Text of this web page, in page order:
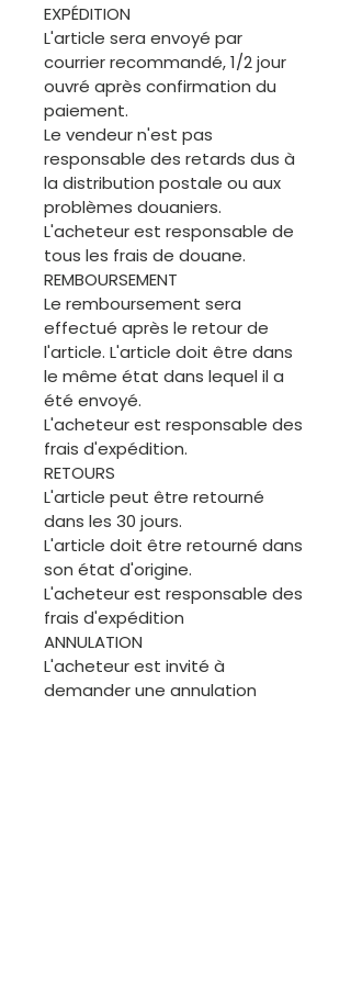
EXPÉDITION
L'article sera envoyé par
courrier recommandé, 1/2 jour
ouvré après confirmation du
paiement.
Le vendeur n'est pas
responsable des retards dus à
la distribution postale ou aux
problèmes douaniers.
L'acheteur est responsable de
tous les frais de douane.
REMBOURSEMENT
Le remboursement sera
effectué après le retour de
l'article. L'article doit être dans
le même état dans lequel il a
été envoyé.
L'acheteur est responsable des
frais d'expédition.
RETOURS
L'article peut être retourné
dans les 30 jours.
L'article doit être retourné dans
son état d'origine.
L'acheteur est responsable des
frais d'expédition
ANNULATION
L'acheteur est invité à
demander une annulation